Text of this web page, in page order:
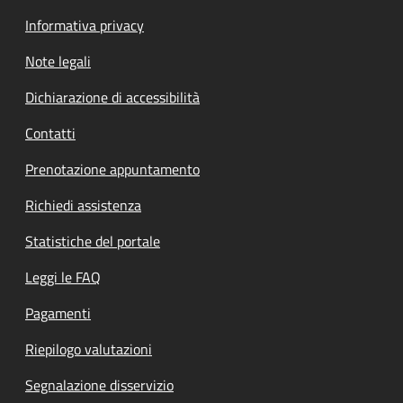
Informativa privacy
Note legali
Dichiarazione di accessibilità
Contatti
Prenotazione appuntamento
Richiedi assistenza
Statistiche del portale
Leggi le FAQ
Pagamenti
Riepilogo valutazioni
Segnalazione disservizio